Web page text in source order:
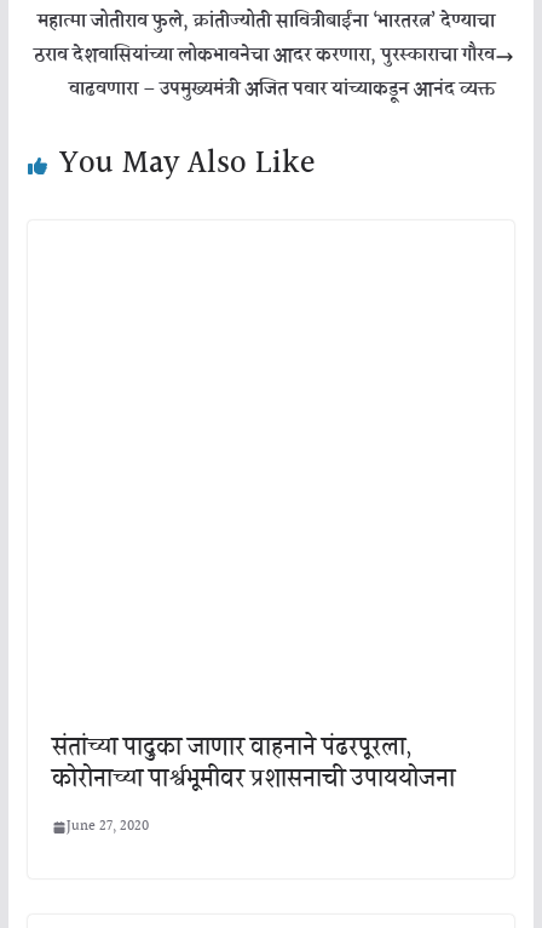
महात्मा जोतीराव फुले, क्रांतीज्योती सावित्रीबाईंना ‘भारतरत्न’ देण्याचा
ठराव देशवासियांच्या लोकभावनेचा आदर करणारा, पुरस्काराचा गौरव
वाढवणारा – उपमुख्यमंत्री अजित पवार यांच्याकडून आनंद व्यक्त
You May Also Like
संतांच्या पादुका जाणार वाहनाने पंढरपूरला,
कोरोनाच्या पार्श्वभूमीवर प्रशासनाची उपाययोजना
June 27, 2020